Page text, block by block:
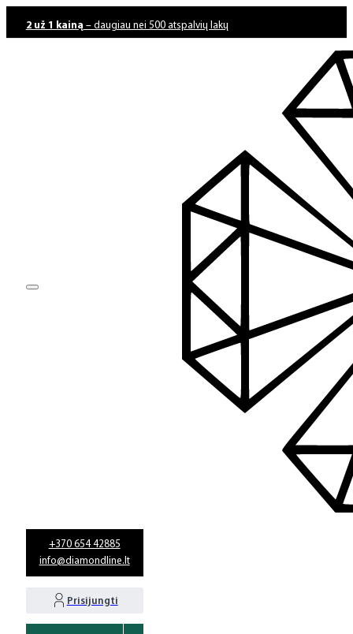
2 už 1 kainą – daugiau nei 500 atspalvių lakų
+370 654 42885
info@diamondline.lt
Prisijungti